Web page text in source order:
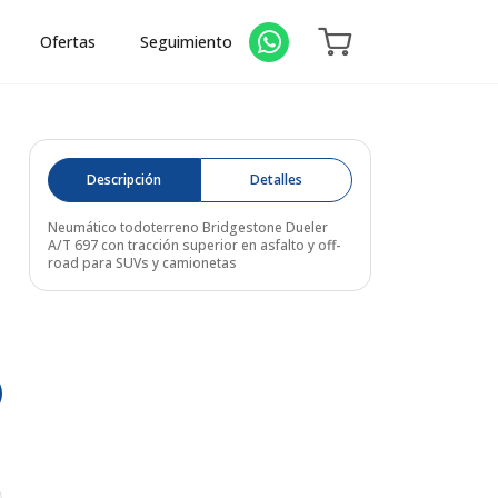
Ofertas Seguimiento
Descripción Detalles
Neumático todoterreno Bridgestone Dueler
A/T 697 con tracción superior en asfalto y off-
road para SUVs y camionetas